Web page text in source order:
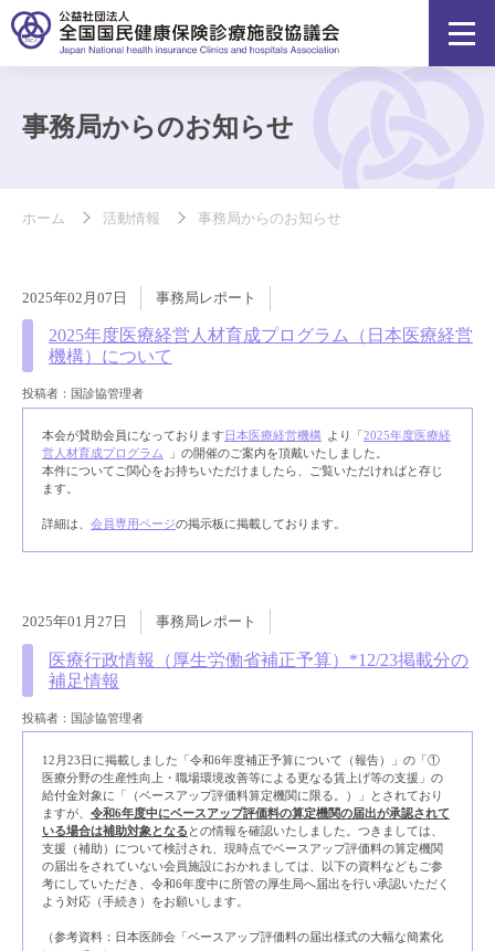
事務局からのお知らせ
ホーム 活動情報 事務局からのお知らせ
2025年02月07日 事務局レポート
2025年度医療経営人材育成プログラム（日本医療経営
機構）について
投稿者：国診協管理者
本会が賛助会員になっております日本医療経営機構 より「 2025年度医療経
営人材育成プログラム
」の開催のご案内を頂戴いたしました。
本件についてご関心をお持ちいただけましたら、ご覧いただければと存じ
ます。
詳細は、 会員専用ページの掲示板に掲載しております。
2025年01月27日 事務局レポート
医療行政情報（厚生労働省補正予算）*12/23掲載分の
補足情報
投稿者：国診協管理者
12月23日に掲載しました「令和6年度補正予算について（報告）」の「①
医療分野の生産性向上・職場環境改善等による更なる賃上げ等の支援」の
給付金対象に「（ベースアップ評価料算定機関に限る。）」とされており
ますが、 令和6年度中にベースアップ評価料の算定機関の届出が承認されて
いる場合は補助対象となる との情報を確認いたしました。つきましては、
支援（補助）について検討され、現時点でベースアップ評価料の算定機関
の届出をされていない会員施設におかれましては、以下の資料などもご参
考にしていただき、令和6年度中に所管の厚生局へ届出を行い承認いただく
よう対応（手続き）をお願いします。
（参考資料：日本医師会「ベースアップ評価料の届出様式の大幅な簡素化